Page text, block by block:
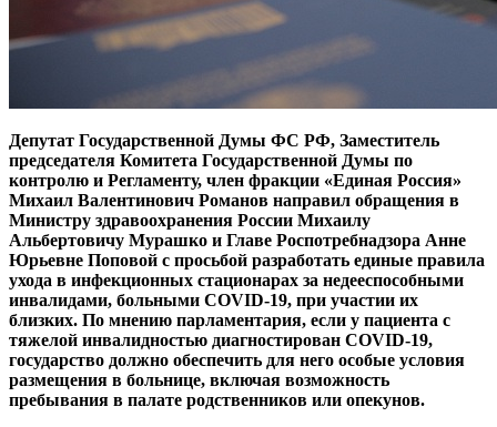
Депутат Государственной Думы ФС РФ, Заместитель
председателя Комитета Государственной Думы по
контролю и Регламенту, член фракции «Единая Россия»
Михаил Валентинович Романов направил обращения в
Министру здравоохранения России Михаилу
Альбертовичу Мурашко и Главе Роспотребнадзора Анне
Юрьевне Поповой с просьбой разработать единые правила
ухода в инфекционных стационарах за недееспособными
инвалидами, больными COVID-19, при участии их
близких. По мнению парламентария, если у пациента с
тяжелой инвалидностью диагностирован COVID-19,
государство должно обеспечить для него особые условия
размещения в больнице, включая возможность
пребывания в палате родственников или опекунов.